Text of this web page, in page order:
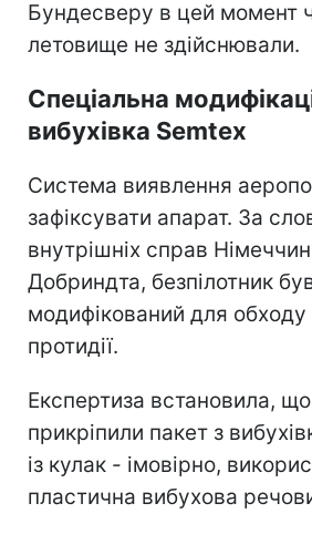
Бундесверу в цей момент
летовище не здійснювали.
Спеціальна
вибухівка Semtex
Система виявлення
зафіксувати апарат. За
внутрішніх справ
Добриндта, безпілотник
модифікований для обходу
протидії.
Експертиза встановила,
прикріпили пакет з
із кулак - імовірно,
пластична вибухова